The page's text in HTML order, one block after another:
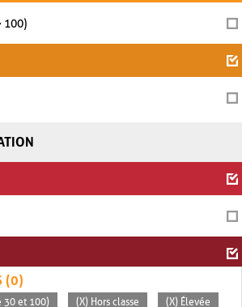
100)
(0)
30 et 100) (X) Hors classe (X) Élevée